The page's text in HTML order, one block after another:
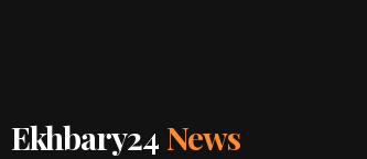
Ekhbary24 News